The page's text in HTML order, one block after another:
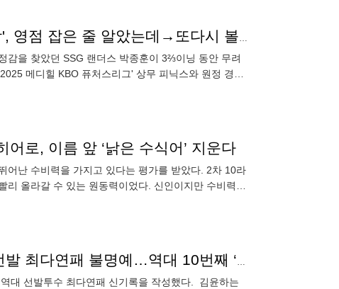
'3⅔이닝 11볼넷 8실점' 실화냐…SSG '65억 잠수함', 영점 잡은 줄 알았는데→또다시 볼넷에 발목 잡혀 '와르르'
감을 찾았던 SSG 랜더스 박종훈이 3⅔이닝 동안 무려
메디힐 KBO 퓨처스리그' 상무 피닉스와 원정 경기
로, 이름 앞 ‘낡은 수식어’ 지운다
어난 수비력을 가지고 있다는 평가를 받았다. 2차 10라
올라갈 수 있는 원동력이었다. 신인이지만 수비력은
‘패패패패패패패패패패패패패패패’ 김윤하, 역대 선발 최다연패 불명예…역대 10번째 ‘0승 10패’ [오!쎈 고척]
대 선발투수 최다연패 신기록을 작성했다. 김윤하는